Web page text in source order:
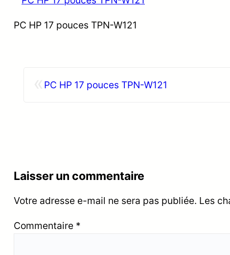
PC HP 17 pouces TPN-W121
PC HP 17 pouces TPN-W121
Laisser un commentaire
Votre adresse e-mail ne sera pas publiée. Les
Commentaire *